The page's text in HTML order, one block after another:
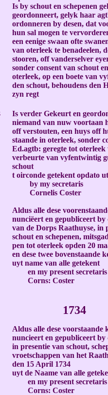
Is by schout en schepenen
geordonneert, gelyk haar
ordonneren by desen, dat
hun sal mogen te
een eenige swaan ofte
van oterleek te benadeelen,
stooren, off vanderselver
sonder consent van schout
oterleek, op een boete van
den schout, behoudens den
zyn regt
Is verder Gekeurt en
niemand van nuw voortaan
off verstouten, een huys off
staande in oterleek, sonder
Ed.agtb: geregte tot oterleek
verbeurte van vyfentwintig
schout
t oirconde getekent opdato
by my secretaris
Cornelis Coster
Aldus alle dese
nunciëert en gepubliceert by
van de Dorps Raathuyse, in
schout en schepenen,
pen tot oterleek opden 20
en dese twee bovenstaande
uyt name van alle getekent
en my present secretaris
Corns: Coster
1734
Aldus alle dese voorstaande
nuncieert en gepubliceert by
in presentie van schout,
vroetschappen van het
den 15 April 1734
uyt de Naame van alle
en my present secretaris
Corns: Coster